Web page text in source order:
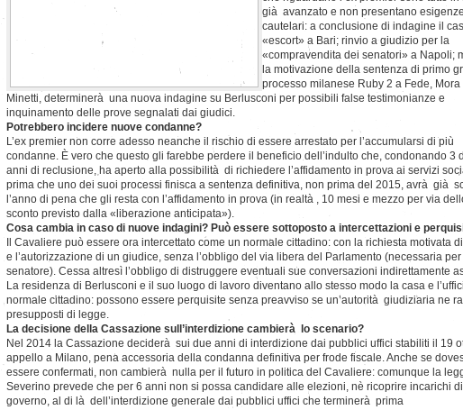
già avanzato e non presentano esigenze
cautelari: a conclusione di indagine il
«escort» a Bari; rinvio a giudizio per la
«compravendita dei senatori» a Napoli;
la motivazione della sentenza di primo
processo milanese Ruby 2 a Fede, Mora
Minetti, determinerà una nuova indagine su Berlusconi per possibili false testimonianze e
inquinamento delle prove segnalati dai giudici.
Potrebbero incidere nuove condanne?
L’ex premier non corre adesso neanche il rischio di essere arrestato per l’accumularsi di più
condanne. È vero che questo gli farebbe perdere il beneficio dell’indulto che, condonando 3
anni di reclusione, ha aperto alla possibilità di richiedere l’affidamento in prova ai servizi
prima che uno dei suoi processi finisca a sentenza definitiva, non prima del 2015, avrà già
l’anno di pena che gli resta con l’affidamento in prova (in realtà , 10 mesi e mezzo per via
sconto previsto dalla «liberazione anticipata»).
Cosa cambia in caso di nuove indagini? Può essere sottoposto a intercettazioni e
Il Cavaliere può essere ora intercettato come un normale cittadino: con la richiesta motivata
e l’autorizzazione di un giudice, senza l’obbligo del via libera del Parlamento (necessaria per
senatore). Cessa altresì l’obbligo di distruggere eventuali sue conversazioni indirettamente
La residenza di Berlusconi e il suo luogo di lavoro diventano allo stesso modo la casa e
normale cittadino: possono essere perquisite senza preavviso se un’autorità giudiziaria ne
presupposti di legge.
La decisione della Cassazione sull’interdizione cambierà lo scenario?
Nel 2014 la Cassazione deciderà sui due anni di interdizione dai pubblici uffici stabiliti il 19
appello a Milano, pena accessoria della condanna definitiva per frode fiscale. Anche se
essere confermati, non cambierà nulla per il futuro in politica del Cavaliere: comunque la
Severino prevede che per 6 anni non si possa candidare alle elezioni, nè ricoprire incarichi di
governo, al di là dell’interdizione generale dai pubblici uffici che terminerà prima